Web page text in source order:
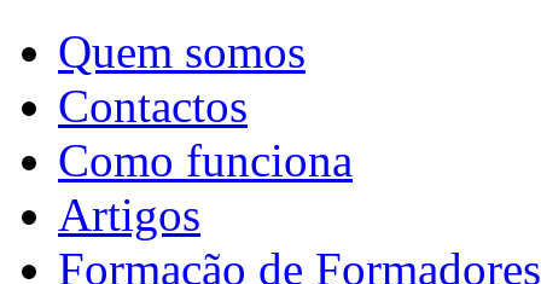
Quem somos
Contactos
Como funciona
Artigos
Formação de Formadores